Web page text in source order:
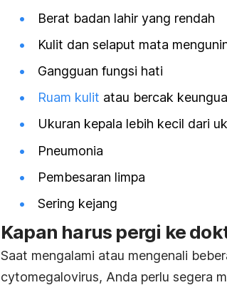
Berat badan lahir yang rendah
Kulit dan selaput mata
Gangguan fungsi hati
Ruam kulit atau bercak
Ukuran kepala lebih kecil dari
Pneumonia
Pembesaran limpa
Sering kejang
Kapan harus pergi ke
Saat mengalami atau mengenali
cytomegalovirus, Anda perlu segera